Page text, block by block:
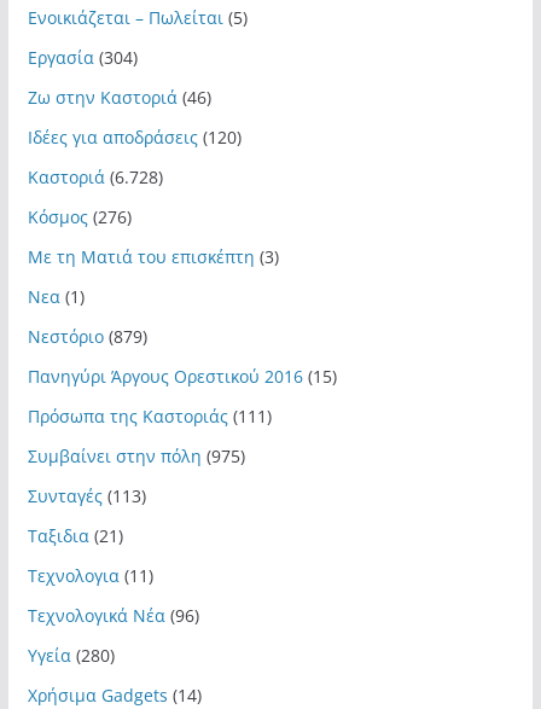
Ενοικιάζεται – Πωλείται (5)
Εργασία (304)
Ζω στην Καστοριά (46)
Ιδέες για αποδράσεις(120)
Καστοριά (6.728)
Κόσμος(276)
Με τη Ματιά του επισκέπτη (3)
Νεα (1)
Νεστόριο(879)
Πανηγύρι Άργους Ορεστικού 2016(15)
Πρόσωπα της Καστοριάς(111)
Συμβαίνει στην πόλη (975)
Συνταγές(113)
Ταξιδια (21)
Τεχνολογια (11)
Τεχνολογικά Νέα (96)
Υγεία (280)
Χρήσιμα Gadgets (14)